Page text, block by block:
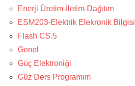
Enerji Üretim-İletim-Dağıtım
ESM203-Elektrik Elekronik Bilgisi
Flash CS.5
Genel
Güç Elektroniği
Güz Ders Programım